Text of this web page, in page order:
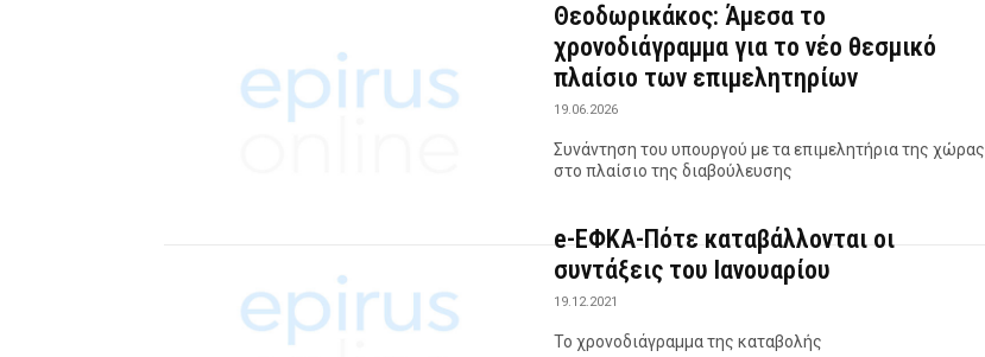
Θεοδωρικάκος: Άμεσα το
χρονοδιάγραμμα για το νέο θεσμικό
πλαίσιο των επιμελητηρίων
19.06.2026
Συνάντηση του υπουργού με τα επιμελητήρια της χώρας
στο πλαίσιο της διαβούλευσης
e-ΕΦΚΑ-Πότε καταβάλλονται οι
συντάξεις του Ιανουαρίου
19.12.2021
Το χρονοδιάγραμμα της καταβολής